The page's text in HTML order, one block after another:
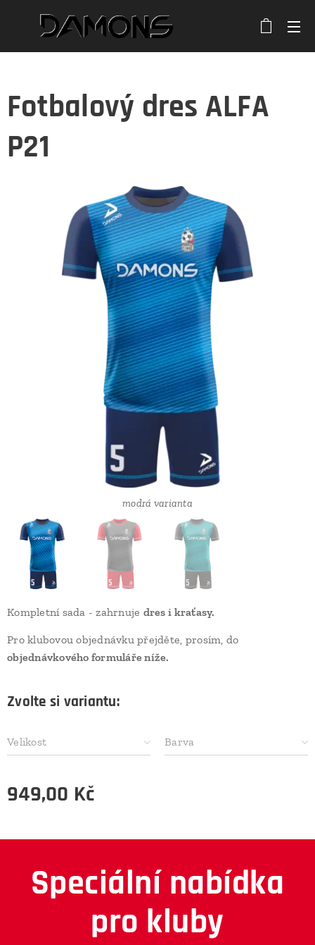
Fotbalový dres ALFA
P21
modrá varianta
černo-červená varianta
Kompletní sada - zahrnuje dres i kraťasy.
Pro klubovou objednávku přejděte, prosím, do
objednávkového formuláře níže.
Zvolte si variantu:
Velikost Barva
949,00 Kč
Speciální nabídka
pro kluby